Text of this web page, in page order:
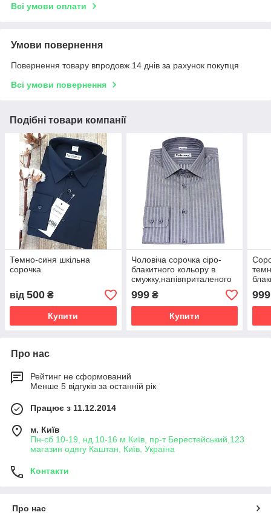
Всі умови оплати
Умови повернення
Повернення товару впродовж 14 днів за рахунок покупця
Всі умови повернення
Подібні товари компанії
Темно-синя шкільна
сорочка
від 500 ₴
Купити
Чоловіча сорочка сіро-
блакитного кольору в
смужку,напівприталеного
силуету
999₴
Купити
999
Про нас
Рейтинг не сформований
Менше 5 відгуків за останній рік
Працює з 11.12.2014
м. Київ
Пн-сб 10-19, нд 10-16 м.Київ, пр-т Берестейський,123
магазин одягу Каштан, Київ, Україна
Контакти
Про нас